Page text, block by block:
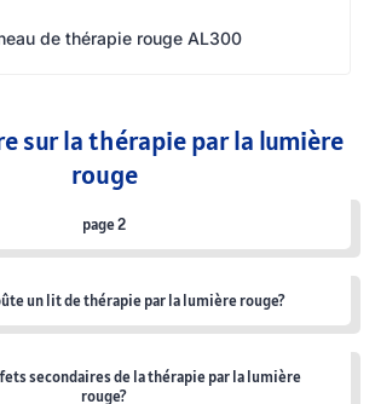
de thérapie rouge AL300
sur la thérapie par la lumière
rouge
page 2
un lit de thérapie par la lumière rouge?
secondaires de la thérapie par la lumière
rouge?